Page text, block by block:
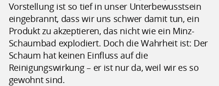
Vorstellung ist so tief in unser Unterbewusstsein
eingebrannt, dass wir uns schwer damit tun, ein
Produkt zu akzeptieren, das nicht wie ein Minz-
Schaumbad explodiert. Doch die Wahrheit ist: Der
Schaum hat keinen Einfluss auf die
Reinigungswirkung – er ist nur da, weil wir es so
gewohnt sind.